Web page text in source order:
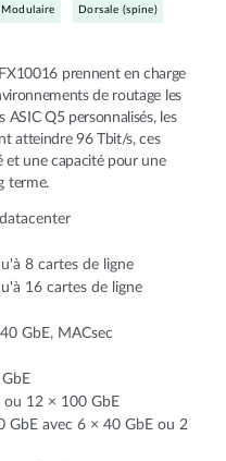
Modulaire Dorsale (spine)
prennent en charge
de routage les
ASIC Q5 personnalisés, les
atteindre 96 Tbit/s, ces
une capacité pour une
terme.
8 cartes de ligne
16 cartes de ligne
GbE, MACsec
12 × 100 GbE
avec 6 × 40 GbE ou 2